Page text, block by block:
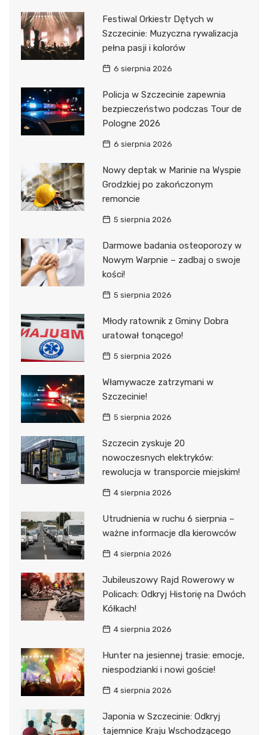
Festiwal Orkiestr Dętych w
Szczecinie: Muzyczna rywalizacja
pełna pasji i kolorów
6 sierpnia 2026
Policja w Szczecinie zapewnia
bezpieczeństwo podczas Tour de
Pologne 2026
6 sierpnia 2026
Nowy deptak w Marinie na Wyspie
Grodzkiej po zakończonym
remoncie
5 sierpnia 2026
Darmowe badania osteoporozy w
Nowym Warpnie – zadbaj o swoje
kości!
5 sierpnia 2026
Młody ratownik z Gminy Dobra
uratował tonącego!
5 sierpnia 2026
Włamywacze zatrzymani w
Szczecinie!
5 sierpnia 2026
Szczecin zyskuje 20
nowoczesnych elektryków:
rewolucja w transporcie miejskim!
4 sierpnia 2026
Utrudnienia w ruchu 6 sierpnia –
ważne informacje dla kierowców
4 sierpnia 2026
Jubileuszowy Rajd Rowerowy w
Policach: Odkryj Historię na Dwóch
Kółkach!
4 sierpnia 2026
Hunter na jesiennej trasie: emocje,
niespodzianki i nowi goście!
4 sierpnia 2026
Japonia w Szczecinie: Odkryj
tajemnice Kraju Wschodzącego